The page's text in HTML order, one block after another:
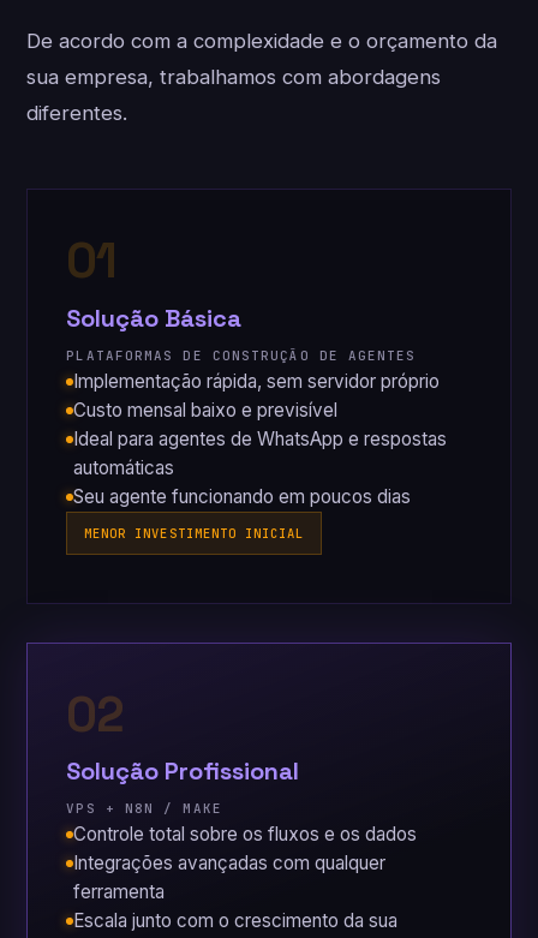
De acordo com a complexidade e o orçamento da
sua empresa, trabalhamos com abordagens
diferentes.
01
Solução Básica
PLATAFORMAS DE CONSTRUÇÃO DE AGENTES
Implementação rápida, sem servidor próprio
Custo mensal baixo e previsível
Ideal para agentes de WhatsApp e respostas
automáticas
Seu agente funcionando em poucos dias
MENOR INVESTIMENTO INICIAL
02
Solução Profissional
VPS + N8N / MAKE
Controle total sobre os fluxos e os dados
Integrações avançadas com qualquer
ferramenta
Escala junto com o crescimento da sua